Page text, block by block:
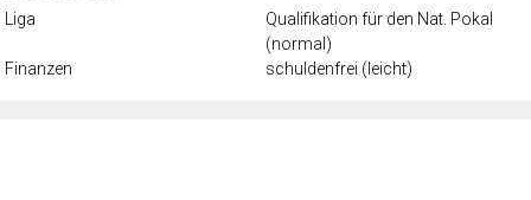
Liga
Qualifikation für den Nat. Pokal
(normal)
Finanzen
schuldenfrei (leicht)